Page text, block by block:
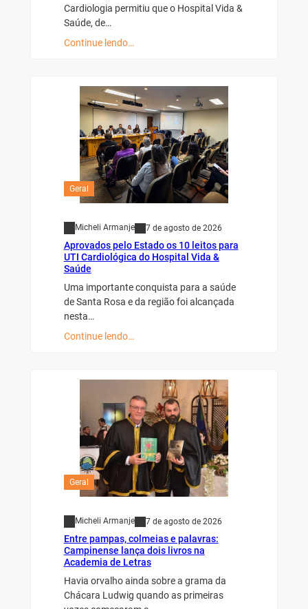
Cardiologia permitiu que o Hospital Vida &
Saúde, de…
Continue lendo…
Geral
Micheli Armanje 7 de agosto de 2026
Aprovados pelo Estado os 10 leitos para
UTI Cardiológica do Hospital Vida &
Saúde
Uma importante conquista para a saúde
de Santa Rosa e da região foi alcançada
nesta…
Continue lendo…
Geral
Micheli Armanje 7 de agosto de 2026
Entre pampas, colmeias e palavras:
Campinense lança dois livros na
Academia de Letras
Havia orvalho ainda sobre a grama da
Chácara Ludwig quando as primeiras